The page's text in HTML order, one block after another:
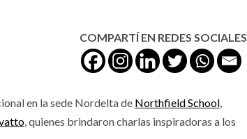
COMPARTÍ EN REDES SOCIALES
en la sede Nordelta de Northfield School,
, quienes brindaron charlas inspiradoras a los